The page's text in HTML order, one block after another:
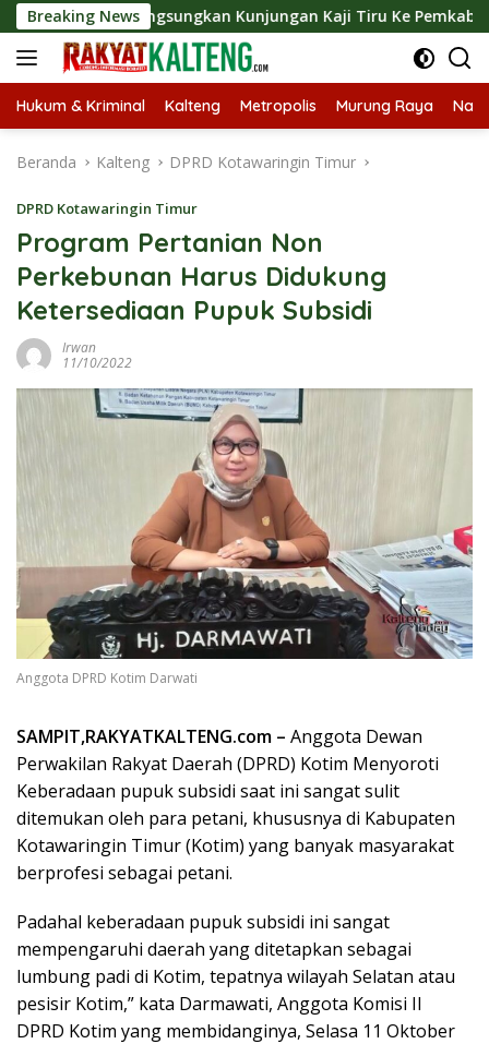
Langsung
ke
konten
Breaking News
Langsungkan Kunjungan Kaji Tiru Ke Pemkab Kulon Progo
Hukum & Kriminal Kalteng Metropolis Murung Raya
Beranda Kalteng DPRD Kotawaringin Timur
DPRD Kotawaringin Timur
Program Pertanian Non
Perkebunan Harus Didukung
Ketersediaan Pupuk Subsidi
Irwan
11/10/2022
Anggota DPRD Kotim Darwati
SAMPIT,RAKYATKALTENG.com – Anggota Dewan
Perwakilan Rakyat Daerah (DPRD) Kotim Menyoroti
Keberadaan pupuk subsidi saat ini sangat sulit
ditemukan oleh para petani, khususnya di Kabupaten
Kotawaringin Timur (Kotim) yang banyak masyarakat
berprofesi sebagai petani.
Padahal keberadaan pupuk subsidi ini sangat
mempengaruhi daerah yang ditetapkan sebagai
lumbung padi di Kotim, tepatnya wilayah Selatan atau
pesisir Kotim,” kata Darmawati, Anggota Komisi II
DPRD Kotim yang membidanginya, Selasa 11 Oktober